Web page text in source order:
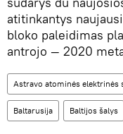
atitinkantys
bloko paleidimas
antrojo — 2020
Astravo atominės elektrinės
Baltarusija Baltijos šalys